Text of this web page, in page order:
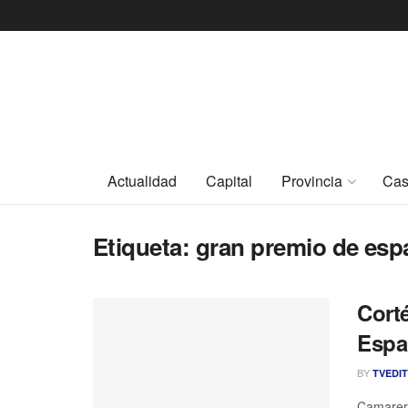
Actualidad Capital Provincia
Etiqueta: gran premio de
BY